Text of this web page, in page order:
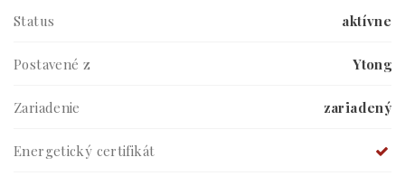
Status aktívne
Postavené z Ytong
Zariadenie zariadený
Energetický certifikát